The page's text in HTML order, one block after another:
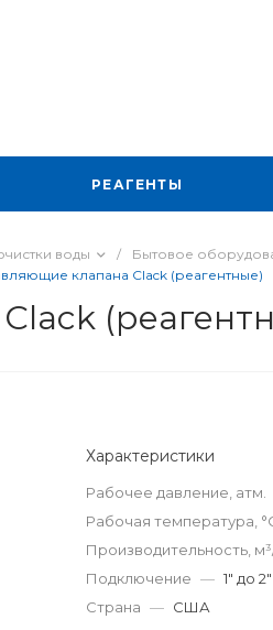
РЕАГЕНТЫ
воды / Бытовое
клапана Clack (реагентные)
Характеристики
Рабочее давление, атм.
Рабочая температура,
Производительность,
Подключение — 1" до 2"
Страна — США